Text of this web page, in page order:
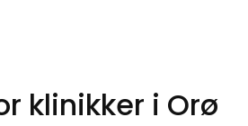
klinikker i Orø